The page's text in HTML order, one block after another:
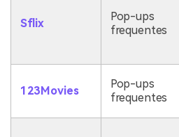
Sflix
Pop-ups
frequentes
123Movies
Pop-ups
frequentes